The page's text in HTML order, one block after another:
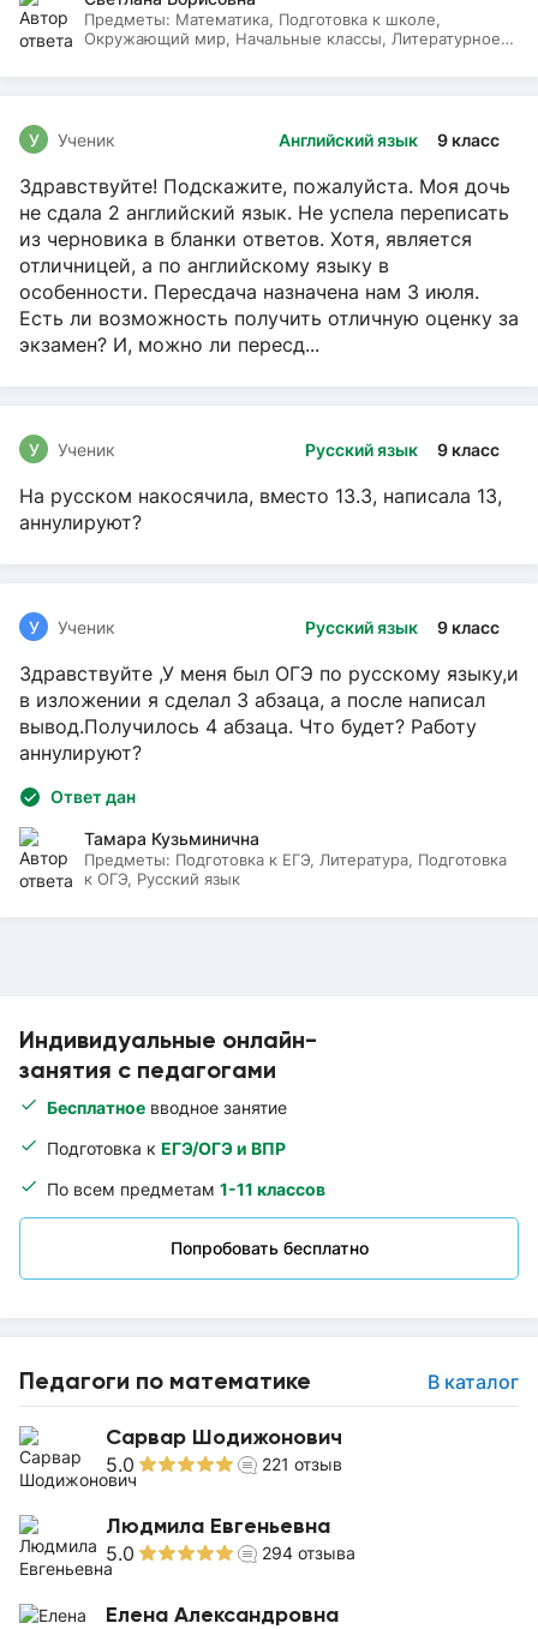
Индивидуальные онлайн-
занятия с педагогами
Бесплатное вводное занятие
Подготовка к ЕГЭ/ОГЭ и ВПР
По всем предметам 1-11 классов
Попробовать бесплатно
Педагоги по математике В каталог
Сарвар Шодижонович
5.0 221 отзыв
Людмила Евгеньевна
5.0 294 отзыва
Елена Александровна
Предметы: Математика, Подготовка к школе,
Окружающий мир, Начальные классы, Литературное
Английский язык 9 класс
У Ученик
Здравствуйте! Подскажите, пожалуйста. Моя дочь
не сдала 2 английский язык. Не успела переписать
из черновика в бланки ответов. Хотя, является
отличницей, а по английскому языку в
особенности. Пересдача назначена нам 3 июля.
Есть ли возможность получить отличную оценку за
экзамен? И, можно ли пересд...
Русский язык 9 класс
У Ученик
На русском накосячила, вместо 13.3, написала 13,
аннулируют?
Русский язык 9 класс
У Ученик
Здравствуйте ,У меня был ОГЭ по русскому языку,и
в изложении я сделал 3 абзаца, а после написал
вывод.Получилось 4 абзаца. Что будет? Работу
аннулируют?
Ответ дан
Тамара Кузьминична
Предметы: Подготовка к ЕГЭ, Литература, Подготовка
к ОГЭ, Русский язык